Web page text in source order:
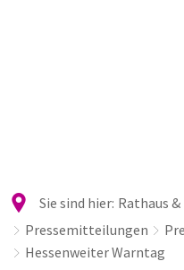
Sie sind hier: Rathaus
Pressemitteilungen
Hessenweiter Warntag